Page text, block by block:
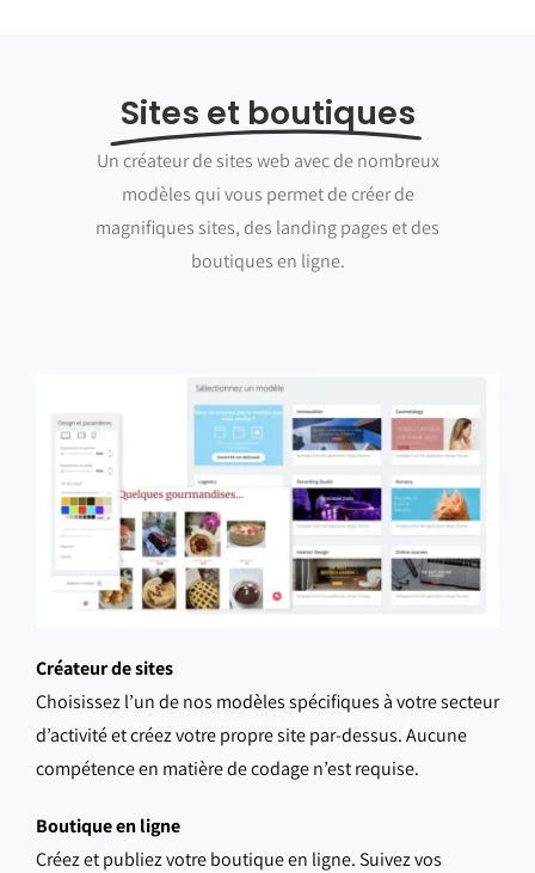
Sites et boutiques
Un créateur de sites web avec de nombreux
modèles qui vous permet de créer de
magnifiques sites, des landing pages et des
boutiques en ligne.
Créateur de sites
Choisissez l’un de nos modèles spécifiques à votre secteur
d’activité et créez votre propre site par-dessus. Aucune
compétence en matière de codage n’est requise.
Boutique en ligne
Créez et publiez votre boutique en ligne. Suivez vos